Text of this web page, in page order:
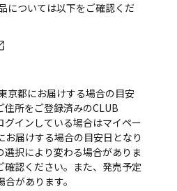
については以下をご確認くだ
京都にお届けする場合の目安
住所をご登録済みのCLUB
インしている場合はマイペー
お届けする場合の目安日となり
選択により変わる場合がありま
確認ください。また、発売予定
があります。